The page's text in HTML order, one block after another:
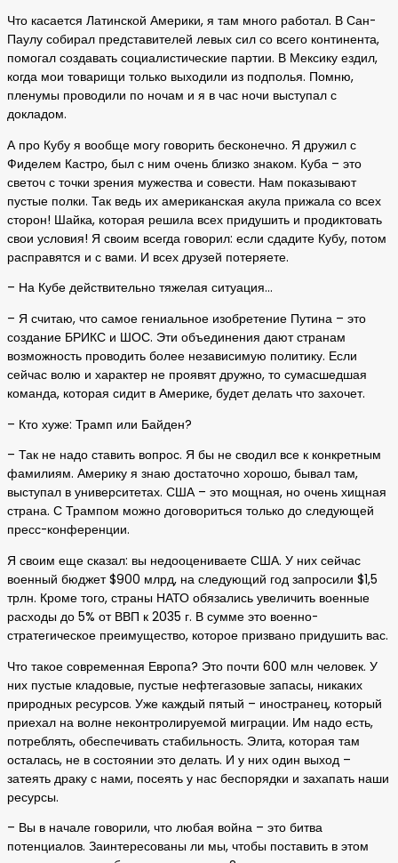
Что касается Латинской Америки, я там много работал. В Сан-
Паулу собирал представителей левых сил со всего континента,
помогал создавать социалистические партии. В Мексику ездил,
когда мои товарищи только выходили из подполья. Помню,
пленумы проводили по ночам и я в час ночи выступал с
докладом.
А про Кубу я вообще могу говорить бесконечно. Я дружил с
Фиделем Кастро, был с ним очень близко знаком. Куба – это
светоч с точки зрения мужества и совести. Нам показывают
пустые полки. Так ведь их американская акула прижала со всех
сторон! Шайка, которая решила всех придушить и продиктовать
свои условия! Я своим всегда говорил: если сдадите Кубу, потом
расправятся и с вами. И всех друзей потеряете.
– На Кубе действительно тяжелая ситуация…
– Я считаю, что самое гениальное изобретение Путина – это
создание БРИКС и ШОС. Эти объединения дают странам
возможность проводить более независимую политику. Если
сейчас волю и характер не проявят дружно, то сумасшедшая
команда, которая сидит в Америке, будет делать что захочет.
– Кто хуже: Трамп или Байден?
– Так не надо ставить вопрос. Я бы не сводил все к конкретным
фамилиям. Америку я знаю достаточно хорошо, бывал там,
выступал в университетах. США – это мощная, но очень хищная
страна. С Трампом можно договориться только до следующей
пресс-конференции.
Я своим еще сказал: вы недооцениваете США. У них сейчас
военный бюджет $900 млрд, на следующий год запросили $1,5
трлн. Кроме того, страны НАТО обязались увеличить военные
расходы до 5% от ВВП к 2035 г. В сумме это военно-
стратегическое преимущество, которое призвано придушить вас.
Что такое современная Европа? Это почти 600 млн человек. У
них пустые кладовые, пустые нефтегазовые запасы, никаких
природных ресурсов. Уже каждый пятый – иностранец, который
приехал на волне неконтролируемой миграции. Им надо есть,
потреблять, обеспечивать стабильность. Элита, которая там
осталась, не в состоянии это делать. И у них один выход –
затеять драку с нами, посеять у нас беспорядки и захапать наши
ресурсы.
– Вы в начале говорили, что любая война – это битва
потенциалов. Заинтересованы ли мы, чтобы поставить в этом